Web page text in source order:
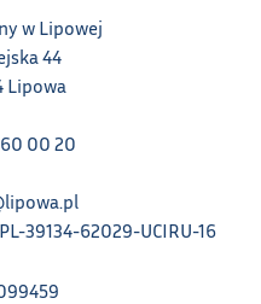
w Lipowej
44
Lipowa
00 20
39134-62029-UCIRU-16